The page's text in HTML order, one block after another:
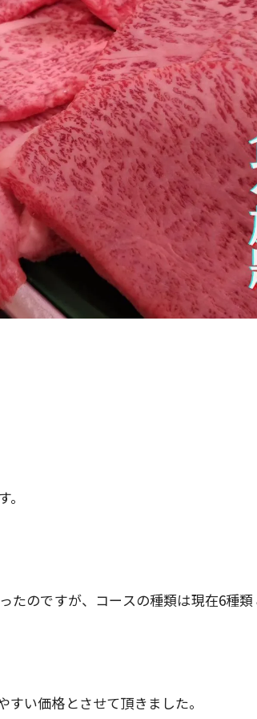
たのですが、コースの種類は現在6種
い価格とさせて頂きました。